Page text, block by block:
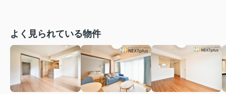
よく見られている物件